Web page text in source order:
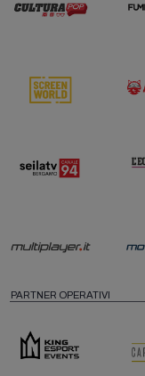
PARTNER OPERATIVI